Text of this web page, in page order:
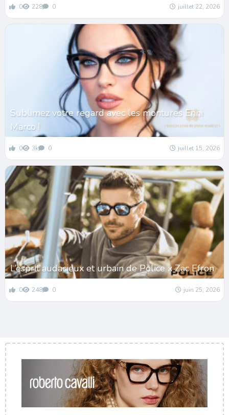
0 228 0 juillet 22, 2026
Sublimez votre regard avec les montures Enni
Marco !
0 3k 0 juillet 15, 2026
L’esprit audacieux et urbain de Police x Zac Efron
0 248 0 juin 25, 2026